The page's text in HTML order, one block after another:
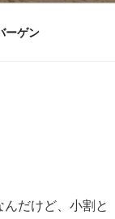
ーゲン
だけど、小割と